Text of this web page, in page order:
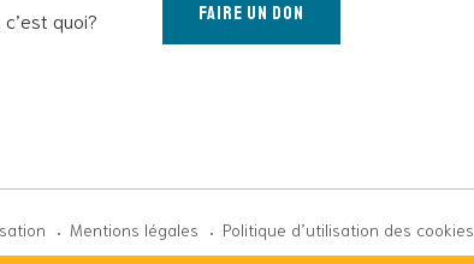
quoi?
Faire un don
Mentions légales Politique d’utilisation des cookies